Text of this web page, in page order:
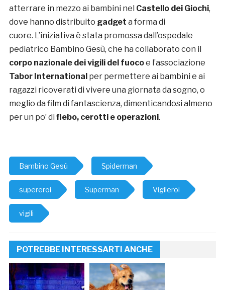
atterrare in mezzo ai bambini nel Castello dei Giochi,
dove hanno distribuito gadget a forma di
cuore. L’iniziativa è stata promossa dall’ospedale
pediatrico Bambino Gesù, che ha collaborato con il
corpo nazionale dei vigili del fuocoe l’associazione
Tabor Internationalper permettere ai bambini e ai
ragazzi ricoverati di vivere una giornata da sogno, o
meglio da film di fantascienza, dimenticandosi almeno
per un po’ di flebo, cerotti e operazioni.
Bambino Gesù Spiderman
supereroi Superman Vigileroi
vigili
POTREBBE INTERESSARTI ANCHE